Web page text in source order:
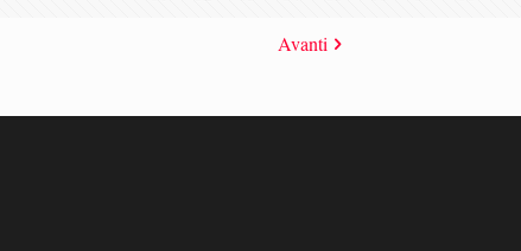
Avanti